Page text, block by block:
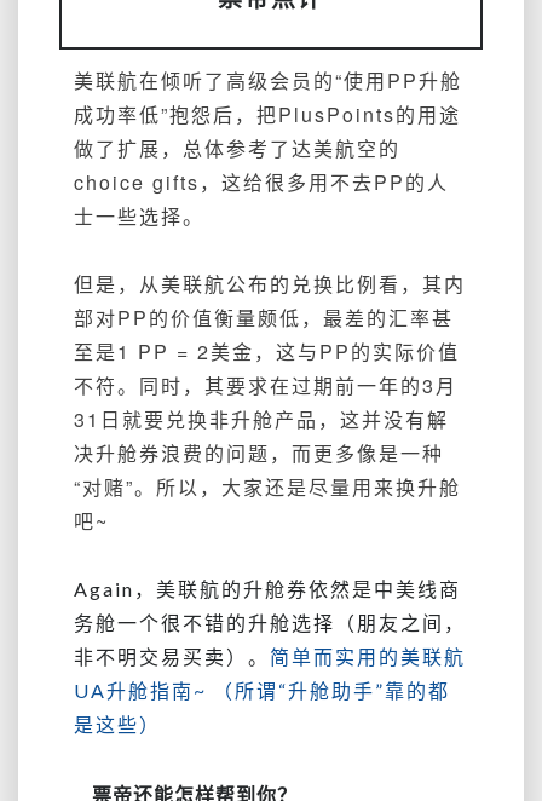
美联航在倾听了高级会员的“使用PP升舱
成功率低”抱怨后，把PlusPoints的用途
做了扩展，总体参考了达美航空的
choice gifts，这给很多用不去PP的人
士一些选择。
但是，从美联航公布的兑换比例看，其内
部对PP的价值衡量颇低，最差的汇率甚
至是1 PP = 2美金，这与PP的实际价值
不符。同时，其要求在过期前一年的3月
31日就要兑换非升舱产品，这并没有解
决升舱券浪费的问题，而更多像是一种
“对赌”。所以，大家还是尽量用来换升舱
吧~
Again，美联航的升舱券依然是中美线商
务舱一个很不错的升舱选择（朋友之间，
非不明交易买卖）。 简单而实用的美联航
UA升舱指南~ （所谓“升舱助手”靠的都
是这些）
票帝还能怎样帮到你？